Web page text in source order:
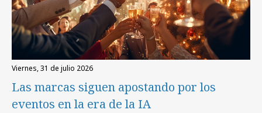
viernes, 31 de julio 2026
Las marcas siguen apostando por los
eventos en la era de la IA